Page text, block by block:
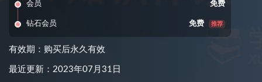
会员 免费
钻石会员 免费 推荐
有效期：购买后永久有效
最近更新：2023年07月31日